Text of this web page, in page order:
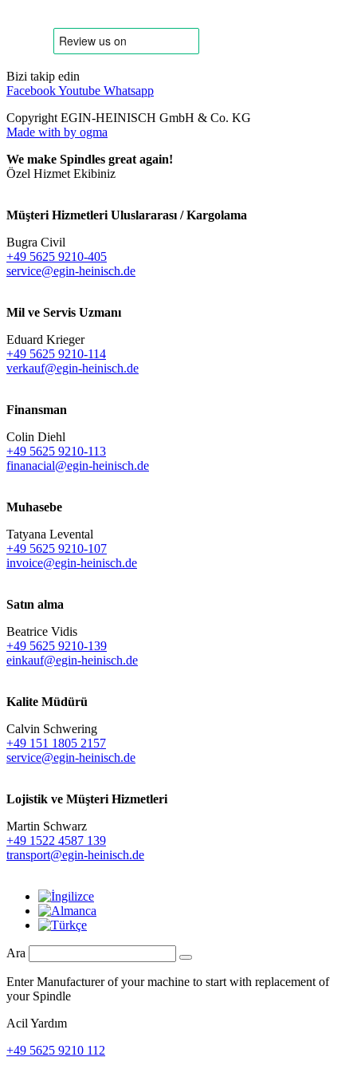
Bizi takip edin
FacebookYoutube Whatsapp
Copyright EGIN-HEINISCH GmbH & Co. KG
Made with by ogma
We make Spindles great again!
Özel Hizmet Ekibiniz
Müşteri Hizmetleri Uluslararası / Kargolama
Bugra Civil
+49 5625 9210-405
service@egin-heinisch.de
Mil ve Servis Uzmanı
Eduard Krieger
+49 5625 9210-114
verkauf@egin-heinisch.de
Finansman
Colin Diehl
+49 5625 9210-113
finanacial@egin-heinisch.de
Muhasebe
Tatyana Levental
+49 5625 9210-107
invoice@egin-heinisch.de
Satın alma
Beatrice Vidis
+49 5625 9210-139
einkauf@egin-heinisch.de
Kalite Müdürü
Calvin Schwering
+49 151 1805 2157
service@egin-heinisch.de
Lojistik ve Müşteri Hizmetleri
Martin Schwarz
+49 1522 4587 139
transport@egin-heinisch.de
Ara
Enter Manufacturer of your machine to start with replacement of
your Spindle
Acil Yardım
+49 5625 9210 112